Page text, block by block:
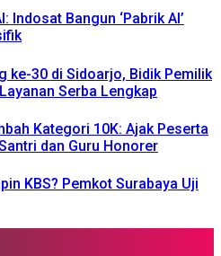
Indosat Bangun ‘Pabrik AI’
ke-30 di Sidoarjo, Bidik Pemilik
Serba Lengkap
Kategori 10K: Ajak Peserta
dan Guru Honorer
KBS? Pemkot Surabaya Uji